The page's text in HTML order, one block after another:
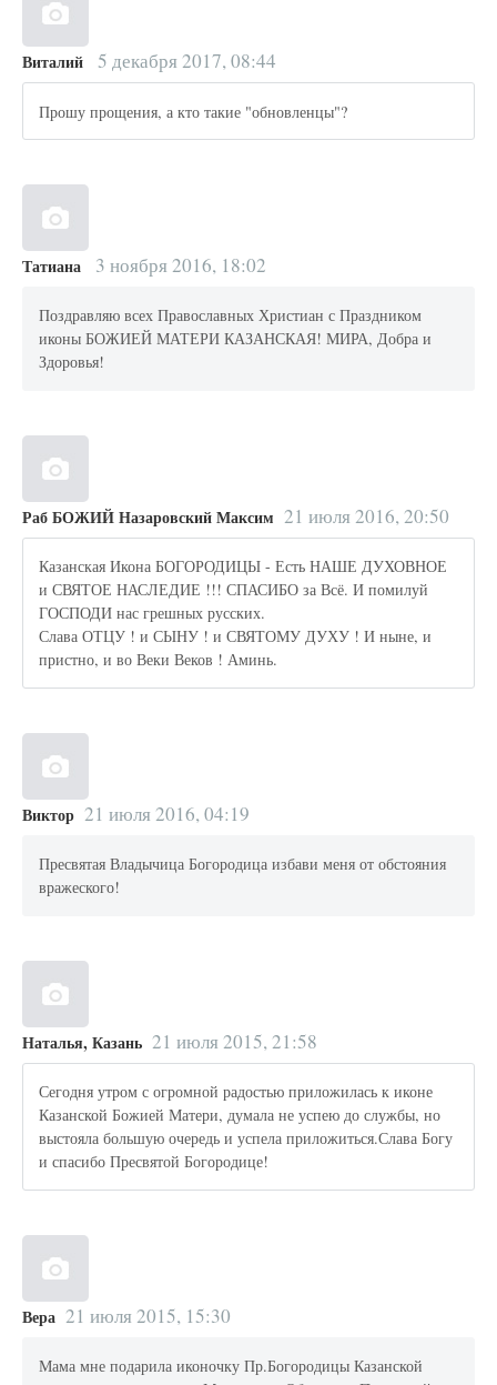
Виталий 5 декабря 2017, 08:44
Прошу прощения, а кто такие "обновленцы"?
Татиана 3 ноября 2016, 18:02
Поздравляю всех Православных Христиан с Праздником
иконы БОЖИЕЙ МАТЕРИ КАЗАНСКАЯ! МИРА, Добра и
Здоровья!
Раб БОЖИЙ Назаровский Максим 21 июля 2016, 20:50
Казанская Икона БОГОРОДИЦЫ - Есть НАШЕ ДУХОВНОЕ
и СВЯТОЕ НАСЛЕДИЕ !!! СПАСИБО за Всё. И помилуй
ГОСПОДИ нас грешных русских.
Слава ОТЦУ ! и СЫНУ ! и СВЯТОМУ ДУХУ ! И ныне, и
пристно, и во Веки Веков ! Аминь.
Виктор 21 июля 2016, 04:19
Пресвятая Владычица Богородица избави меня от обстояния
вражеского!
Наталья, Казань 21 июля 2015, 21:58
Сегодня утром с огромной радостью приложилась к иконе
Казанской Божией Матери, думала не успею до службы, но
выстояла большую очередь и успела приложиться.Слава Богу
и спасибо Пресвятой Богородице!
Вера 21 июля 2015, 15:30
Мама мне подарила иконочку Пр.Богородицы Казанской